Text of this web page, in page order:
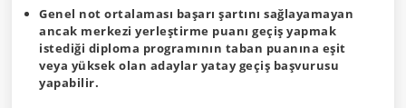
Genel not ortalaması başarı şartını sağlayamayan
ancak merkezi yerleştirme puanı geçiş yapmak
istediği diploma programının taban puanına eşit
veya yüksek olan adaylar yatay geçiş başvurusu
yapabilir.